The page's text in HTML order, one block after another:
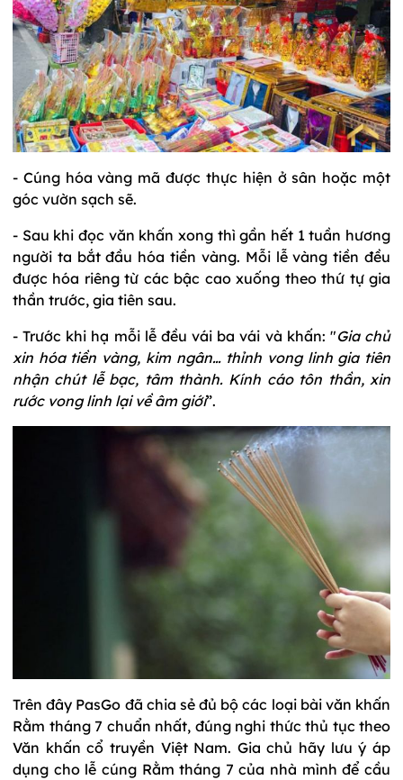
- Cúng hóa vàng mã được thực hiện ở sân hoặc một
góc vườn sạch sẽ.
- Sau khi đọc văn khấn xong thì gần hết 1 tuần hương
người ta bắt đầu hóa tiền vàng. Mỗi lễ vàng tiền đều
được hóa riêng từ các bậc cao xuống theo thứ tự gia
thần trước, gia tiên sau.
- Trước khi hạ mỗi lễ đều vái ba vái và khấn: "Gia chủ
xin hóa tiền vàng, kim ngân… thỉnh vong linh gia tiên
nhận chút lễ bạc, tâm thành. Kính cáo tôn thần, xin
rước vong linh lại về âm giới”.
Trên đây PasGo đã chia sẻ đủ bộ các loại bài văn khấn
Rằm tháng 7 chuẩn nhất, đúng nghi thức thủ tục theo
Văn khấn cổ truyền Việt Nam. Gia chủ hãy lưu ý áp
dụng cho lễ cúng Rằm tháng 7 của nhà mình để cầu